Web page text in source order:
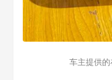
车主提供